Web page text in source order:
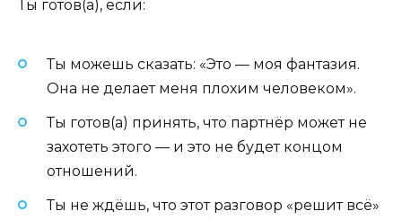
Ты готов(а), если:
Ты можешь сказать: «Это — моя фантазия.
Она не делает меня плохим человеком».
Ты готов(а) принять, что партнёр может не
захотеть этого — и это не будет концом
отношений.
Ты не ждёшь, что этот разговор «решит всё»